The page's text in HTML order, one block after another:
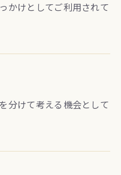
かけとしてご利用されて
分けて考える機会として